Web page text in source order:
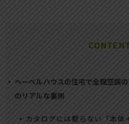
ヘーベルハウスの住宅で全館空調
のリアルな裏側
カタログには載らない「本体